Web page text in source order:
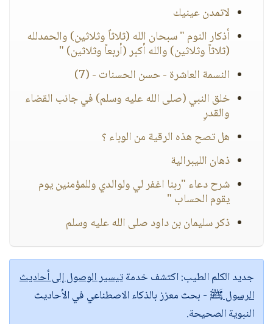
لاتمدن عينيك
أذكار النوم " سبحان الله (ثلاثاً وثلاثين) والحمدلله
(ثلاثاً وثلاثين) والله أكبر (أربعاً وثلاثين) "
النسمة العاشرة - حسن الحسنات - (7)
خلق النبي (صلى الله عليه وسلم) في جانب القضاء
والقدرِ
هل تصح هذه الرقية من الوباء ؟
ذهان الليبرالية
شرح دعاء "ربنا اغفر لي ولوالدي وللمؤمنين يوم
يقوم الحساب "
ذكر سليمان بن داود صلى الله عليه وسلم
جديد الكلم الطيب:اكتشف خدمةتيسير الوصول إلى أحاديث
الرسول ﷺ - بحث معزز بالذكاء الاصطناعي في الأحاديث
النبوية الصحيحة.